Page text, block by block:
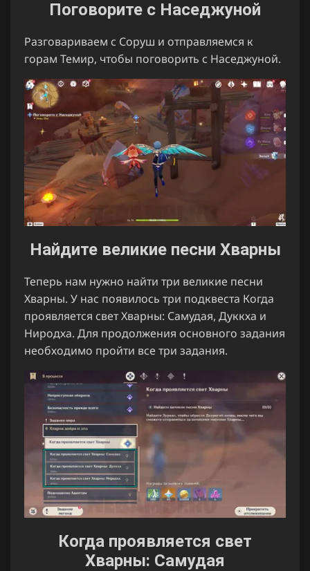
Поговорите с Наседжуной
Разговариваем с Соруш и отправляемся к
горам Темир, чтобы поговорить с Наседжуной.
Найдите великие песни Хварны
Теперь нам нужно найти три великие песни
Хварны. У нас появилось три подквеста Когда
проявляется свет Хварны: Самудая, Дуккха и
Ниродха. Для продолжения основного задания
необходимо пройти все три задания.
Когда проявляется свет
Хварны: Самудая